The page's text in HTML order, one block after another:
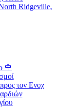
Ridgeville,
🌹
τον Ενοχ